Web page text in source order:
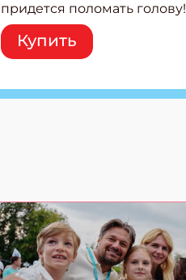
придется поломать голову!
Внутри: Шифры и
расшифровки Плетем
запутанные поделки
Ищем коды 3 комикса
Купить